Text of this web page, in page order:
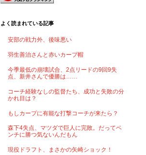
よく読まれている記事
安部の戦力外、後味悪い
羽生善治さんと赤いカープ帽
今季最低の崩壊試合、2点リードの9回9失
点、新井さんで優勝は……
コーチ経験なしの監督たち、成功と失敗の分
かれ目は？
もしカープに有能な打撃コーチが来たら？
森下4失点、マツダで巨人に完敗。だってベ
ンチに勝つ気ないんだもん
現役ドラフト、まさかの矢崎ショック！